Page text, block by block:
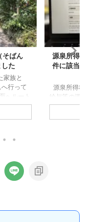
そばん
た
家族と
へ行って
へルート
うという
てもらい
）、良さ
りまし
のです
受付を済
源泉所得
件に該当
源泉所得税
給与等の源
った所得税